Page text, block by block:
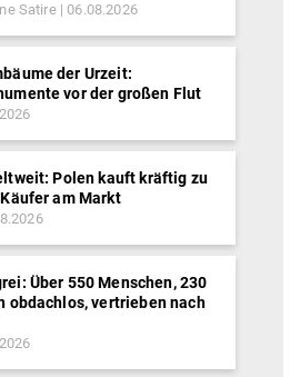
Satire 06.08.2026
der Urzeit:
vor der großen Flut
Polen kauft kräftig zu
am Markt
Über 550 Menschen, 230
obdachlos, vertrieben nach